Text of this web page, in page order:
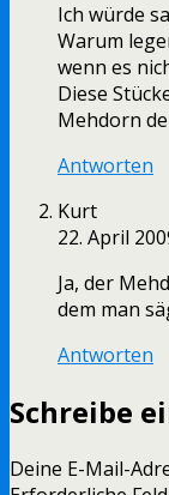
Ich würde
Warum
wenn es
Diese
Mehdorn
Antworten
Kurt
22. April
Ja, der
dem man
Antworten
Schreibe
Deine E-Mail-